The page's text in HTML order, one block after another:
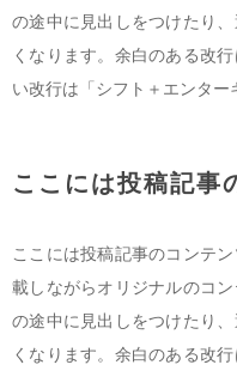
の途中に見出しをつけたり
くなります。余白のある改
い改行は「シフト＋エンター
ここには投稿記事
ここには投稿記事のコンテ
載しながらオリジナルのコ
の途中に見出しをつけたり
くなります。余白のある改